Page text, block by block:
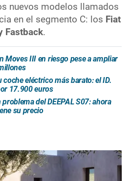
nuevos modelos llamados
en el segmento C: los Fiat
Fastback.
Moves III en riesgo pese a ampliar
coche eléctrico más barato: el ID.
17.900 euros
del DEEPAL S07: ahora
su precio